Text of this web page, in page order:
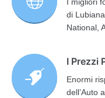
di
National,
I Prezzi
Enormi
dell’Auto